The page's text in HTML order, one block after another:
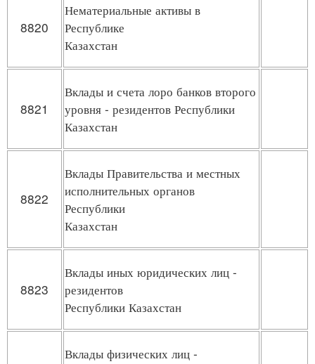
8820
Нематериальные активы в
Республике
Казахстан
8821
Вклады и счета лоро банков второго
уровня - резидентов Республики
Казахстан
8822
Вклады Правительства и местных
исполнительных органов
Республики
Казахстан
8823
Вклады иных юридических лиц -
резидентов
Республики Казахстан
Вклады физических лиц -